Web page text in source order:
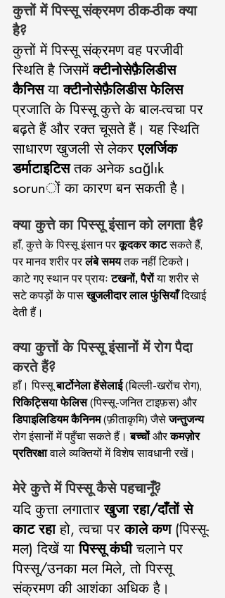
कुत्तों में पिस्सू संक्रमण ठीक-ठीक क्या
है?
कुत्तों में पिस्सू संक्रमण वह परजीवी
स्थिति है जिसमें क्टीनोसेफ़ैलिडीस
कैनिस या क्टीनोसेफ़ैलिडीस फेलिस
प्रजाति के पिस्सू कुत्ते के बाल-त्वचा पर
बढ़ते हैं और रक्त चूसते हैं। यह स्थिति
साधारण खुजली से लेकर एलर्जिक
डर्माटाइटिस तक अनेक sağlık
sorunों का कारण बन सकती है।
क्या कुत्ते का पिस्सू इंसान को लगता है?
हाँ, कुत्ते के पिस्सू इंसान पर कूदकर काट सकते हैं,
पर मानव शरीर पर लंबे समय तक नहीं टिकते।
काटे गए स्थान पर प्रायः टखनों, पैरों या शरीर से
सटे कपड़ों के पास खुजलीदार लाल फुंसियाँ दिखाई
देती हैं।
क्या कुत्तों के पिस्सू इंसानों में रोग पैदा
करते हैं?
हाँ। पिस्सू बार्टोनेला हेंसेलाई (बिल्ली-खरोंच रोग),
रिकिट्सिया फेलिस (पिस्सू-जनित टाइफ़स) और
डिपाइलिडियम कैनिनम (फ़ीताकृमि) जैसे जन्तुजन्य
रोग इंसानों में पहुँचा सकते हैं। बच्चों और कमज़ोर
प्रतिरक्षा वाले व्यक्तियों में विशेष सावधानी रखें।
मेरे कुत्ते में पिस्सू कैसे पहचानूँ?
यदि कुत्ता लगातार खुजा रहा/दाँतों से
काट रहा हो, त्वचा पर काले कण (पिस्सू-
मल) दिखें या पिस्सू कंघी चलाने पर
पिस्सू/उनका मल मिले, तो पिस्सू
संक्रमण की आशंका अधिक है।